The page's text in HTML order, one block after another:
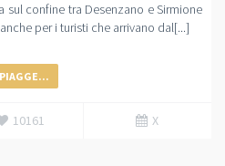
sul confine tra Desenzano e Sirmione
per i turisti che arrivano dal[...]
10161 X